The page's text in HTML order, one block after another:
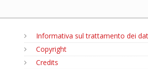
Informativa sul trattamento dei
Copyright
Credits